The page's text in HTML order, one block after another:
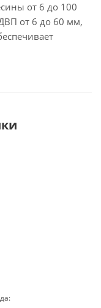
от 6 до 100
от 6 до 60 мм,